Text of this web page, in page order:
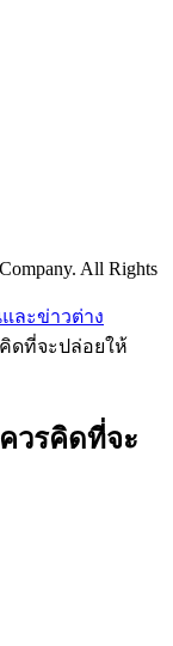
All Rights
ละข่าวต่าง
ดที่จะปล่อยให้
วรคิดที่จะ